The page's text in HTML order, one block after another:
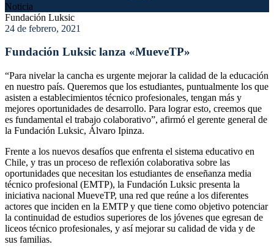
Noticia
Fundación Luksic
24 de febrero, 2021
Fundación Luksic lanza «MueveTP»
“Para nivelar la cancha es urgente mejorar la calidad de la educación
en nuestro país. Queremos que los estudiantes, puntualmente los que
asisten a establecimientos técnico profesionales, tengan más y
mejores oportunidades de desarrollo. Para lograr esto, creemos que
es fundamental el trabajo colaborativo”, afirmó el gerente general de
la Fundación Luksic, Álvaro Ipinza.
Frente a los nuevos desafíos que enfrenta el sistema educativo en
Chile, y tras un proceso de reflexión colaborativa sobre las
oportunidades que necesitan los estudiantes de enseñanza media
técnico profesional (EMTP), la Fundación Luksic presenta la
iniciativa nacional MueveTP, una red que reúne a los diferentes
actores que inciden en la EMTP y que tiene como objetivo potenciar
la continuidad de estudios superiores de los jóvenes que egresan de
liceos técnico profesionales, y así mejorar su calidad de vida y de
sus familias.